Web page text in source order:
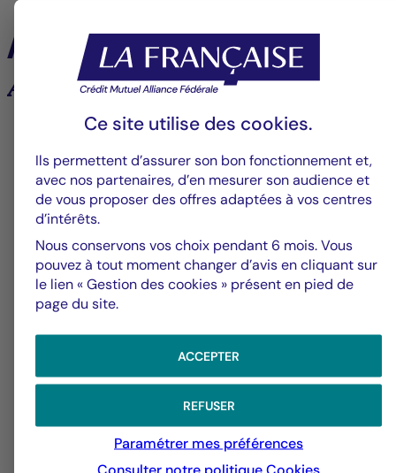
À la une
Analyses et tendances des marchés
Groupe La Française
Alerte fraude – Restez vigilants
Ce site utilise des cookies.
Ils permettent d’assurer son bon fonctionnement et,
avec nos partenaires, d’en mesurer son audience et
de vous proposer des offres adaptées à vos centres
d’intérêts.
Nous conservons vos choix pendant 6 mois. Vous
pouvez à tout moment changer d’avis en cliquant sur
le lien « Gestion des cookies » présent en pied de
page du site.
ACCEPTER
REFUSER
Paramétrer mes préférences
Consulter notre politiqueCookies